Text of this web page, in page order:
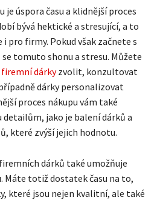
je úspora času a klidnější proces
bývá hektické a stresující, a to
pro firmy. Pokud však začnete s
tomuto shonu a stresu. Můžete
firemní dárkyzvolit, konzultovat
dárky personalizovat
proces nákupu vám také
detailům, jako je balení dárků a
které zvýší jejich hodnotu.
dárků také umožňuje
Máte totiž dostatek času na to,
které jsou nejen kvalitní, ale také